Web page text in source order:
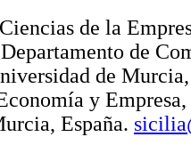
de la
de
de
y
España.